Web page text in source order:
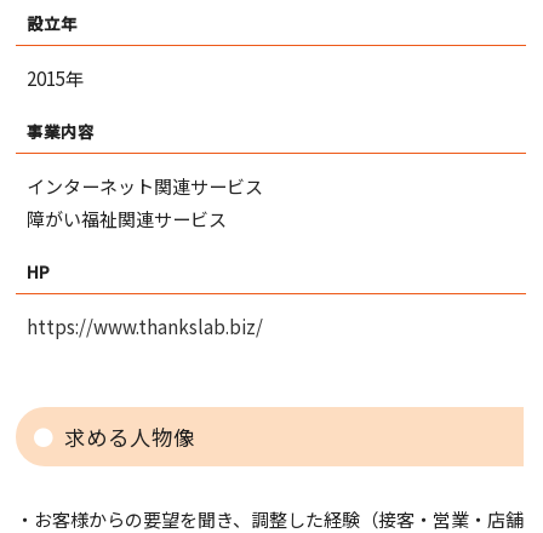
設立年
2015年
事業内容
インターネット関連サービス
障がい福祉関連サービス
HP
https://www.thankslab.biz/
求める人物像
・お客様からの要望を聞き、調整した経験（接客・営業・店舗